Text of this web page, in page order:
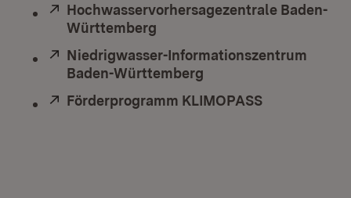
Extern:
Hochwasservorhersagezentrale Baden-
Württemberg
Extern:
Niedrigwasser-Informationszentrum
Baden-Württemberg
Extern:
Förderprogramm KLIMOPASS